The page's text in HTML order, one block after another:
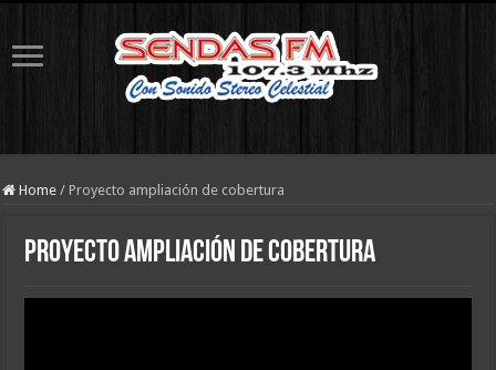
Home / Proyecto ampliación de cobertura
Proyecto ampliación de cobertura